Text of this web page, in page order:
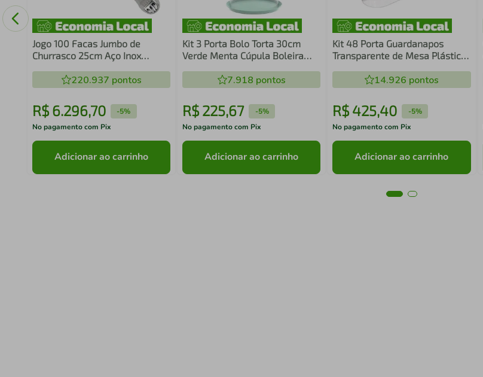
Jogo 100 Facas Jumbo de
Churrasco 25cm Aço Inox
220.937 pontos
R$ 6.296,70 -5%
No pagamento com Pix
Adicionar ao carrinho
Kit 3 Porta Bolo Torta 30cm
Verde Menta Cúpula Boleira
7.918 pontos
R$ 225,67 -5%
No pagamento com Pix
Adicionar ao carrinho
Kit 48 Porta Guardanapos
Transparente de Mesa Plástico
14.926 pontos
R$425,40 -5%
No pagamento com Pix
Adicionar ao carrinho